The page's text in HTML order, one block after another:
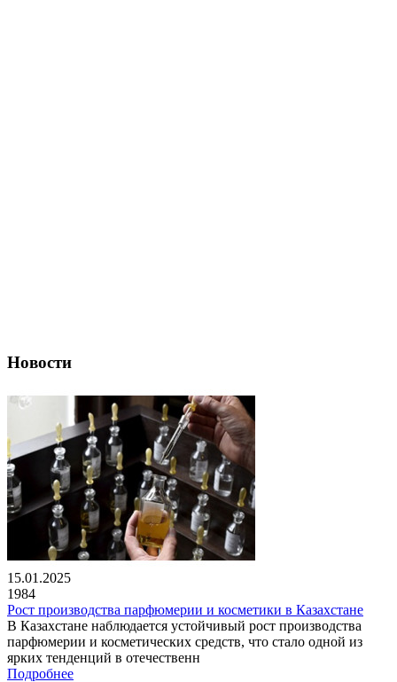
Новости
15.01.2025
1984
Рост производства парфюмерии и косметики в Казахстане
В Казахстане наблюдается устойчивый рост производства
парфюмерии и косметических средств, что стало одной из
ярких тенденций в отечественн
Подробнее